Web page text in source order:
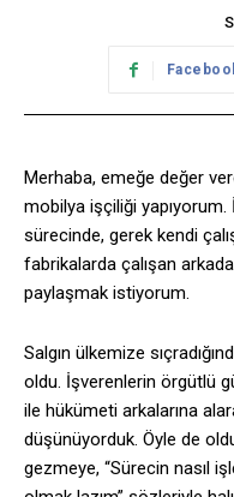
Merhaba, emeğe değer
mobilya işçiliği
sürecinde, gerek kendi
fabrikalarda çalışan
paylaşmak istiyorum.
Salgın ülkemize
oldu. İşverenlerin örgütlü
ile hükümeti arkalarına
düşünüyorduk. Öyle de
gezmeye, “Sürecin nasıl